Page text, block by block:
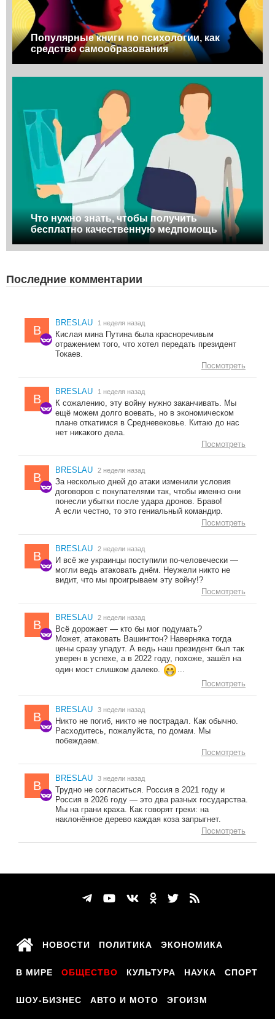
Популярные книги по психологии, как
средство самообразования
Что нужно знать, чтобы получить
бесплатно качественную медпомощь
Последние комментарии
B
BRESLAU 1 неделя назад
Кислая мина Путина была красноречивым
отражением того, что хотел передать президент
Токаев.
Посмотреть
B
BRESLAU 1 неделя назад
К сожалению, эту войну нужно заканчивать. Мы
ещё можем долго воевать, но в экономическом
плане откатимся в Средневековье. Китаю до нас
нет никакого дела.
Посмотреть
B
BRESLAU 2 недели назад
За несколько дней до атаки изменили условия
договоров с покупателями так, чтобы именно они
понесли убытки после удара дронов. Браво!
А если честно, то это гениальный командир.
Посмотреть
B
BRESLAU 2 недели назад
И всё же украинцы поступили по-человечески —
могли ведь атаковать днём. Неужели никто не
видит, что мы проигрываем эту войну!?
Посмотреть
B
BRESLAU 2 недели назад
Всё дорожает — кто бы мог подумать?
Может, атаковать Вашингтон? Наверняка тогда
цены сразу упадут. А ведь наш президент был так
уверен в успехе, а в 2022 году, похоже, зашёл на
один мост слишком далеко.
Посмотреть
B
BRESLAU 3 недели назад
Никто не погиб, никто не пострадал. Как обычно.
Расходитесь, пожалуйста, по домам. Мы
побеждаем.
Посмотреть
B
BRESLAU 3 недели назад
Трудно не согласиться. Россия в 2021 году и
Россия в 2026 году — это два разных государства.
Мы на грани краха. Как говорят греки: на
наклонённое дерево каждая коза запрыгнет.
Посмотреть
НОВОСТИ ПОЛИТИКА ЭКОНОМИКА
В МИРЕ ОБЩЕСТВО КУЛЬТУРА НАУКА СПОРТ
ШОУ-БИЗНЕС АВТО И МОТО ЭГОИЗМ